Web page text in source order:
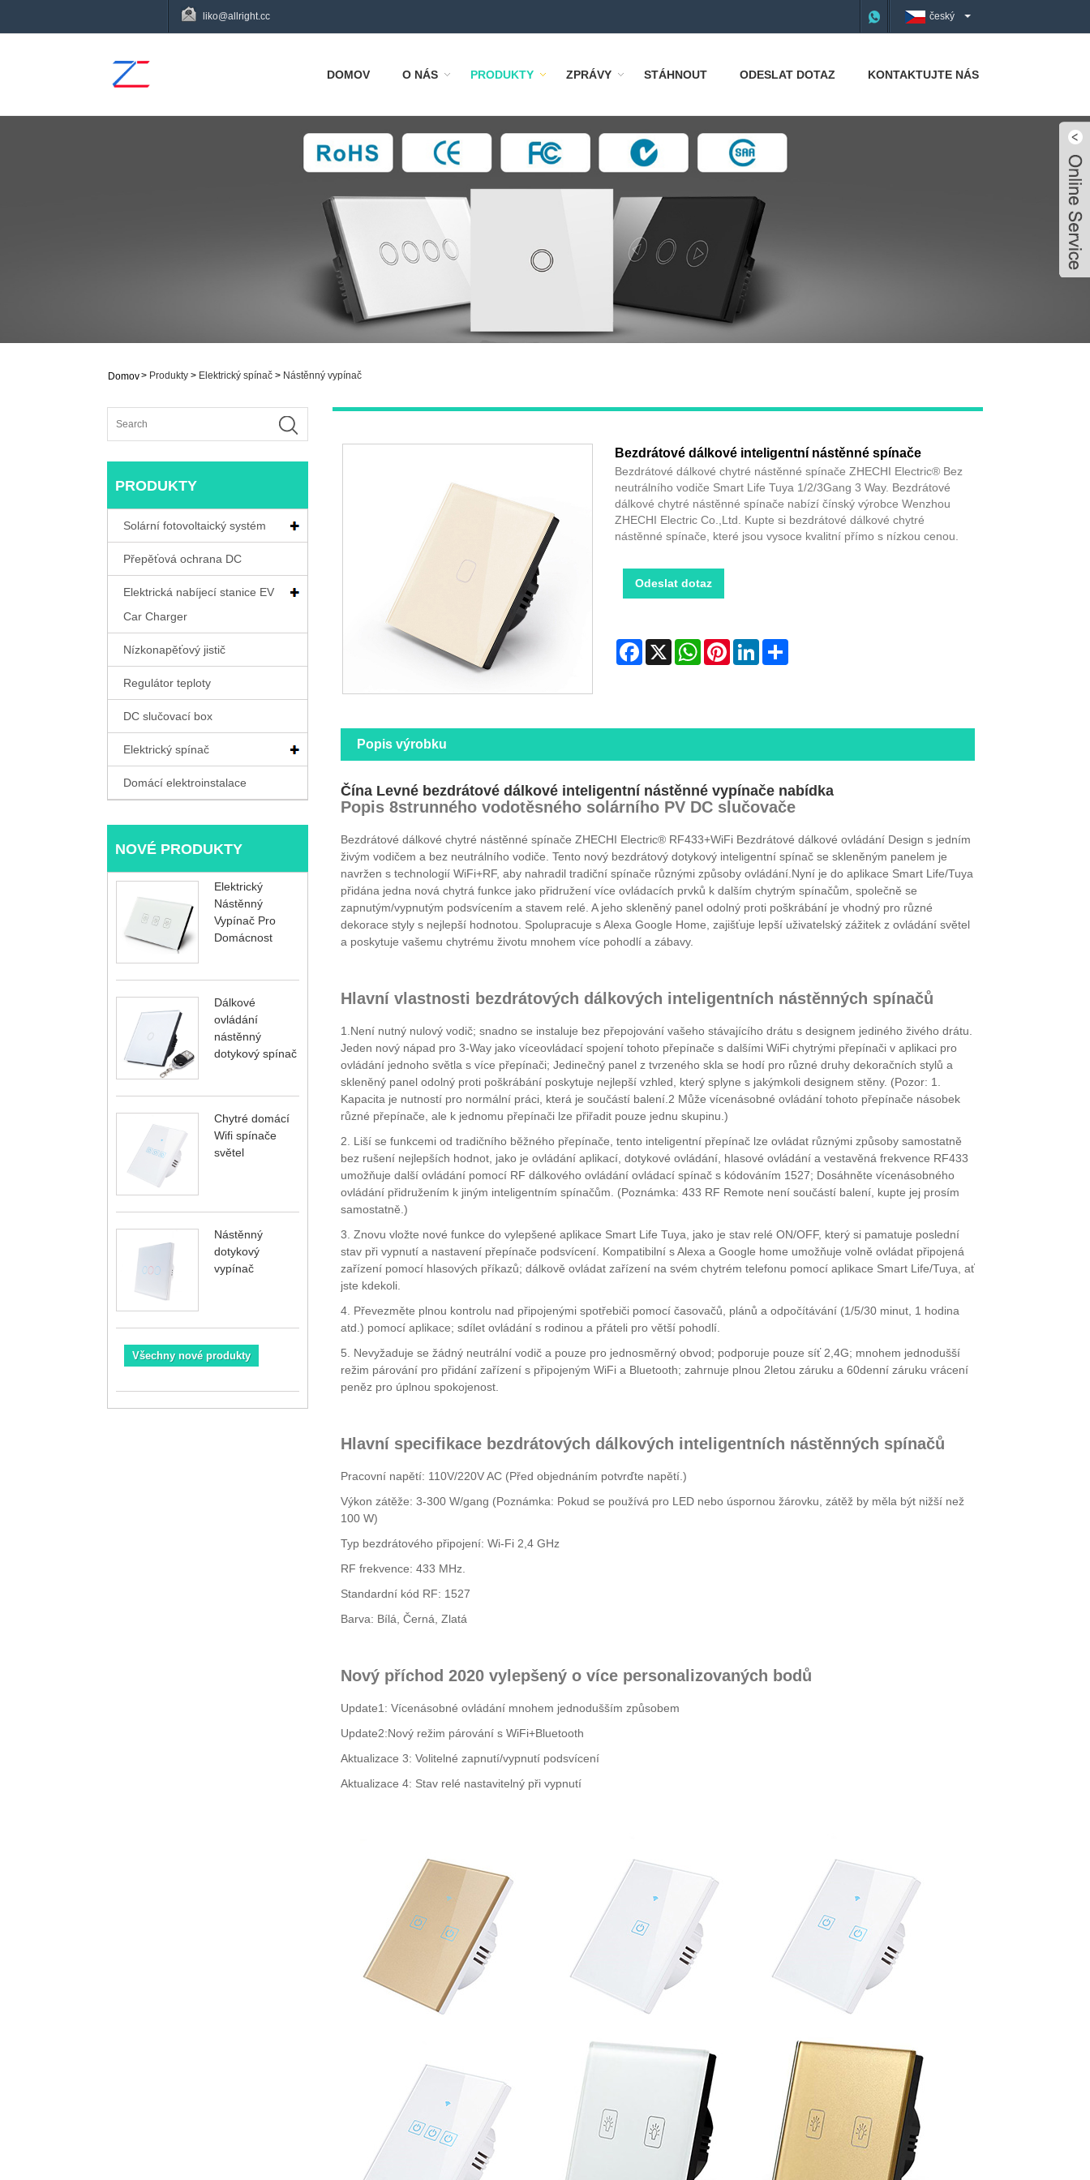
liko@allright.cc český
DOMOV O NÁS PRODUKTY ZPRÁVY STÁHNOUT ODESLAT DOTAZ KONTAKTUJTE NÁS
Domov> Produkty > Elektrický spínač > Nástěnný vypínač
PRODUKTY
Solární fotovoltaický systém
Přepěťová ochrana DC
Elektrická nabíjecí stanice EV
Car Charger
Nízkonapěťový jistič
Regulátor teploty
DC slučovací box
Elektrický spínač
Domácí elektroinstalace
NOVÉ PRODUKTY
Elektrický
Nástěnný
Vypínač Pro
Domácnost
Dálkové
ovládání
nástěnný
dotykový spínač
Chytré domácí
Wifi spínače
světel
Nástěnný
dotykový
vypínač
Všechny nové produkty
Bezdrátové dálkové inteligentní nástěnné spínače
Bezdrátové dálkové chytré nástěnné spínače ZHECHI Electric® Bez
neutrálního vodiče Smart Life Tuya 1/2/3Gang 3 Way. Bezdrátové
dálkové chytré nástěnné spínače nabízí čínský výrobce Wenzhou
ZHECHI Electric Co.,Ltd. Kupte si bezdrátové dálkové chytré
nástěnné spínače, které jsou vysoce kvalitní přímo s nízkou cenou.
Odeslat dotaz
Facebook
X WhatsAppPinterestLinkedInShare
Popis výrobku
Čína Levné bezdrátové dálkové inteligentní nástěnné vypínače nabídka
Popis 8strunného vodotěsného solárního PV DC slučovače
Bezdrátové dálkové chytré nástěnné spínače ZHECHI Electric® RF433+WiFi Bezdrátové dálkové ovládání Design s jedním
živým vodičem a bez neutrálního vodiče. Tento nový bezdrátový dotykový inteligentní spínač se skleněným panelem je
navržen s technologií WiFi+RF, aby nahradil tradiční spínače různými způsoby ovládání.Nyní je do aplikace Smart Life/Tuya
přidána jedna nová chytrá funkce jako přidružení více ovládacích prvků k dalším chytrým spínačům, společně se
zapnutým/vypnutým podsvícením a stavem relé. A jeho skleněný panel odolný proti poškrábání je vhodný pro různé
dekorace styly s nejlepší hodnotou. Spolupracuje s Alexa Google Home, zajišťuje lepší uživatelský zážitek z ovládání světel
a poskytuje vašemu chytrému životu mnohem více pohodlí a zábavy.
Hlavní vlastnosti bezdrátových dálkových inteligentních nástěnných spínačů
1.Není nutný nulový vodič; snadno se instaluje bez přepojování vašeho stávajícího drátu s designem jediného živého drátu.
Jeden nový nápad pro 3-Way jako víceovládací spojení tohoto přepínače s dalšími WiFi chytrými přepínači v aplikaci pro
ovládání jednoho světla s více přepínači; Jedinečný panel z tvrzeného skla se hodí pro různé druhy dekoračních stylů a
skleněný panel odolný proti poškrábání poskytuje nejlepší vzhled, který splyne s jakýmkoli designem stěny. (Pozor: 1.
Kapacita je nutností pro normální práci, která je součástí balení.2 Může vícenásobné ovládání tohoto přepínače násobek
různé přepínače, ale k jednomu přepínači lze přiřadit pouze jednu skupinu.)
2. Liší se funkcemi od tradičního běžného přepínače, tento inteligentní přepínač lze ovládat různými způsoby samostatně
bez rušení nejlepších hodnot, jako je ovládání aplikací, dotykové ovládání, hlasové ovládání a vestavěná frekvence RF433
umožňuje další ovládání pomocí RF dálkového ovládání ovládací spínač s kódováním 1527; Dosáhněte vícenásobného
ovládání přidružením k jiným inteligentním spínačům. (Poznámka: 433 RF Remote není součástí balení, kupte jej prosím
samostatně.)
3. Znovu vložte nové funkce do vylepšené aplikace Smart Life Tuya, jako je stav relé ON/OFF, který si pamatuje poslední
stav při vypnutí a nastavení přepínače podsvícení. Kompatibilní s Alexa a Google home umožňuje volně ovládat připojená
zařízení pomocí hlasových příkazů; dálkově ovládat zařízení na svém chytrém telefonu pomocí aplikace Smart Life/Tuya, ať
jste kdekoli.
4. Převezměte plnou kontrolu nad připojenými spotřebiči pomocí časovačů, plánů a odpočítávání (1/5/30 minut, 1 hodina
atd.) pomocí aplikace; sdílet ovládání s rodinou a přáteli pro větší pohodlí.
5. Nevyžaduje se žádný neutrální vodič a pouze pro jednosměrný obvod; podporuje pouze síť 2,4G; mnohem jednodušší
režim párování pro přidání zařízení s připojeným WiFi a Bluetooth; zahrnuje plnou 2letou záruku a 60denní záruku vrácení
peněz pro úplnou spokojenost.
Hlavní specifikace bezdrátových dálkových inteligentních nástěnných spínačů
Pracovní napětí: 110V/220V AC (Před objednáním potvrďte napětí.)
Výkon zátěže: 3-300 W/gang (Poznámka: Pokud se používá pro LED nebo úspornou žárovku, zátěž by měla být nižší než
100 W)
Typ bezdrátového připojení: Wi-Fi 2,4 GHz
RF frekvence: 433 MHz.
Standardní kód RF: 1527
Barva: Bílá, Černá, Zlatá
Nový příchod 2020 vylepšený o více personalizovaných bodů
Update1: Vícenásobné ovládání mnohem jednodušším způsobem
Update2:Nový režim párování s WiFi+Bluetooth
Aktualizace 3: Volitelné zapnutí/vypnutí podsvícení
Aktualizace 4: Stav relé nastavitelný při vypnutí